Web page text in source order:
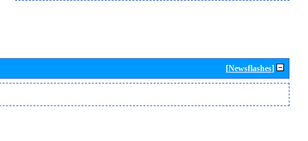
[Newsflashes]